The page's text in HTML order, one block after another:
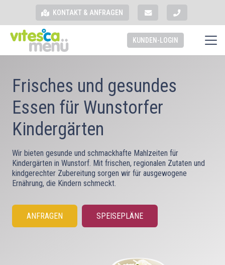
KONTAKT & ANFRAGEN
KUNDEN-LOGIN
Frisches und gesundes
Essen für Wunstorfer
Kindergärten
Wir bieten gesunde und schmackhafte Mahlzeiten für
Kindergärten in Wunstorf. Mit frischen, regionalen Zutaten und
kindgerechter Zubereitung sorgen wir für ausgewogene
Ernährung, die Kindern schmeckt.
ANFRAGEN SPEISEPLÄNE